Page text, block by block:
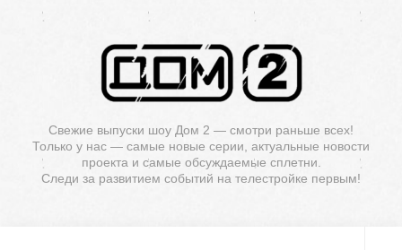
Свежие выпуски шоу Дом 2 — смотри раньше всех!
Только у нас — самые новые серии, актуальные новости
проекта и самые обсуждаемые сплетни.
Следи за развитием событий на телестройке первым!